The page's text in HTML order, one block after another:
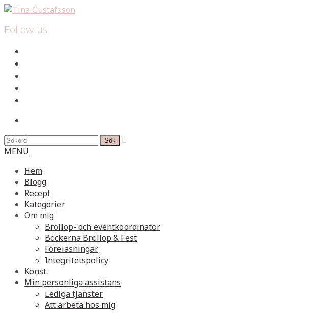
Follow us

MENU
Hem
Blogg
Recept
Kategorier
Om mig
Bröllop- och eventkoordinator
Böckerna Bröllop & Fest
Föreläsningar
Integritetspolicy
Konst
Min personliga assistans
Lediga tjänster
Att arbeta hos mig